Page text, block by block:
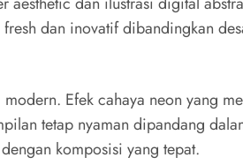
dan inovatif dibandingkan
Efek cahaya neon yang
tetap nyaman dipandang
komposisi yang tepat.